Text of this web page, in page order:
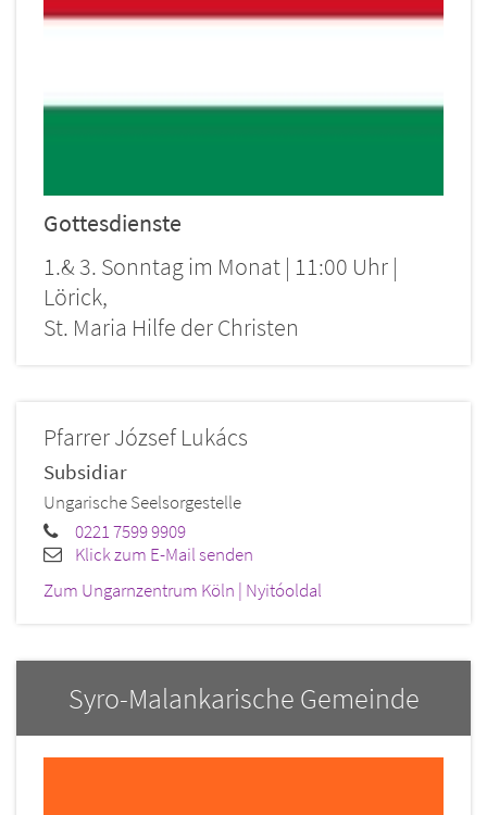
Gottesdienste
1.& 3. Sonntag im Monat | 11:00 Uhr |
Lörick,
St. Maria Hilfe der Christen
PfarrerJózsefLukács
Subsidiar
Ungarische Seelsorgestelle
0221 7599 9909
Klick zum E-Mail senden
Zum Ungarnzentrum Köln | Nyitóoldal
Syro-Malankarische Gemeinde